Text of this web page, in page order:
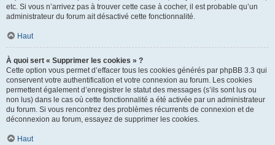
etc. Si vous n’arrivez pas à trouver cette case à cocher, il est probable qu’un
administrateur du forum ait désactivé cette fonctionnalité.
Haut
À quoi sert « Supprimer les cookies » ?
Cette option vous permet d’effacer tous les cookies générés par phpBB 3.3 qui
conservent votre authentification et votre connexion au forum. Les cookies
permettent également d’enregistrer le statut des messages (s’ils sont lus ou
non lus) dans le cas où cette fonctionnalité a été activée par un administrateur
du forum. Si vous rencontrez des problèmes récurrents de connexion et de
déconnexion au forum, essayez de supprimer les cookies.
Haut